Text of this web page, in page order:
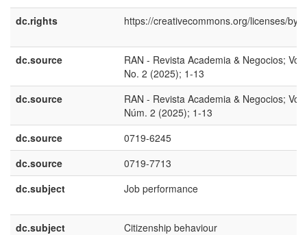
dc.rights https://creativecommons.org/licenses/by/
dc.source
RAN - Revista Academia & Negocios;
No. 2 (2025); 1-13
dc.source
RAN - Revista Academia & Negocios;
Núm. 2 (2025); 1-13
dc.source
0719-6245
dc.source
0719-7713
dc.subject
Job performance
dc.subject Citizenship behaviour